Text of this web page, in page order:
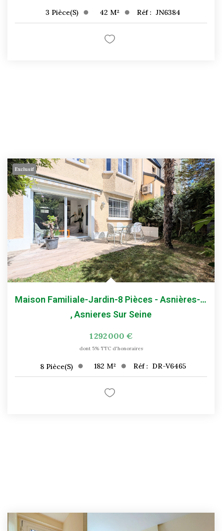
3 Pièce(s) 42 M² Réf : JN6384
Exclusif
Maison Familiale-Jardin-8 Pièces - Asnières-Sur-Seine
,Asnieres Sur Seine
1 292 000 €
dont 5% TTC d'honoraires
8 Pièce(s) 182 M² Réf : DR-V6465